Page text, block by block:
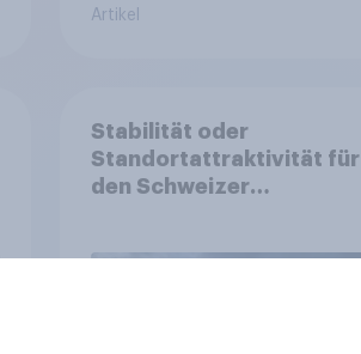
Artikel
Stabilität oder
Standortattraktivität für
den Schweizer